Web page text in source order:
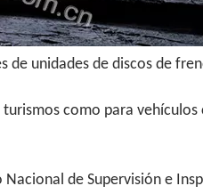
unidades de discos de
como para vehículos
de Supervisión e